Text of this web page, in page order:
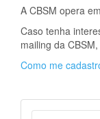
A CBSM opera
Caso tenha
mailing da
Como me
Enviar